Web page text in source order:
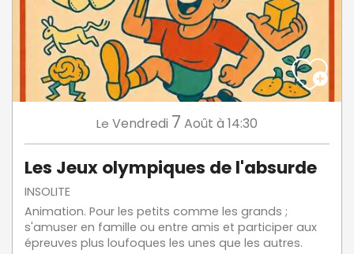
Le Vendredi 7 Août à 14:30
Les Jeux olympiques de l'absurde
INSOLITE
Animation. Pour les petits comme les grands ;
s'amuser en famille ou entre amis et participer aux
épreuves plus loufoques les unes que les autres.